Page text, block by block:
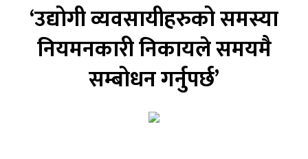
‘उद्योगी व्यवसायीहरुको समस्या
नियमनकारी निकायले समयमै
सम्बोधन गर्नुपर्छ’